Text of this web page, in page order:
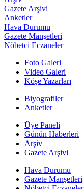
Gazete Arşivi
Anketler
Hava Durumu
Gazete Manşetleri
Nöbetci Eczaneler
Foto Galeri
Video Galeri
Köşe Yazarları
Biyografiler
Anketler
Üye Paneli
Günün Haberleri
Arşiv
Gazete Arşivi
Hava Durumu
Gazete Manşetleri